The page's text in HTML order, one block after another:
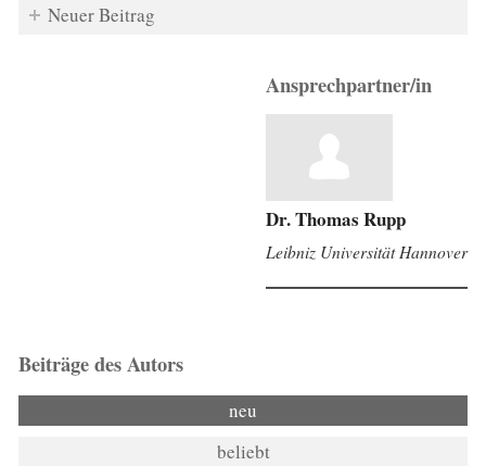
Neuer Beitrag
Ansprechpartner/in
Dr. Thomas Rupp
Leibniz Universität Hannover
Beiträge des Autors
neu
beliebt